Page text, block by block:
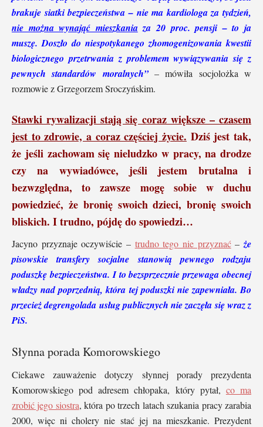
brakuje siatki bezpieczeństwa – nie ma kardiologa za tydzień,
nie można wynająć mieszkaniaza 20 proc. pensji – to ja
muszę. Doszło do niespotykanego zhomogenizowania kwestii
biologicznego przetrwania z problemem wywiązywania się z
pewnych standardów moralnych” – mówiła socjolożka w
rozmowie z Grzegorzem Sroczyńskim.
Stawki rywalizacji stają się coraz większe – czasem
jest to zdrowie, a coraz częściej życie. Dziś jest tak,
że jeśli zachowam się nieludzko w pracy, na drodze
czy na wywiadówce, jeśli jestem brutalna i
bezwzględna, to zawsze mogę sobie w duchu
powiedzieć, że bronię swoich dzieci, bronię swoich
bliskich. I trudno, pójdę do spowiedzi…
Jacyno przyznaje oczywiście – trudno tego nie przyznać–że
pisowskie transfery socjalne stanowią pewnego rodzaju
poduszkę bezpieczeństwa. I to bezsprzecznie przewaga obecnej
władzy nad poprzednią, która tej poduszki nie zapewniała. Bo
przecież degrengolada usług publicznych nie zaczęła się wraz z
PiS.
Słynna porada Komorowskiego
Ciekawe zauważenie dotyczy słynnej porady prezydenta
Komorowskiego pod adresem chłopaka, który pytał, co ma
zrobić jego siostra, która po trzech latach szukania pracy zarabia
2000, więc ni cholery nie stać jej na mieszkanie. Prezydent